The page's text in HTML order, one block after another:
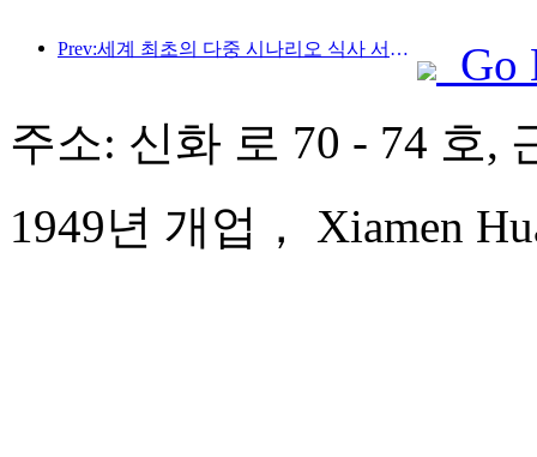
Prev:세계 최초의 다중 시나리오 식사 서비스 특화 휴머노이드 로봇 공개
Go
주소: 신화 로 70 - 74 호,
1949년 개업， Xiamen